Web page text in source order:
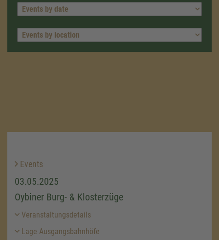
Events
03.05.2025
Oybiner Burg- & Klosterzüge
Veranstaltungsdetails
Lage Ausgangsbahnhöfe